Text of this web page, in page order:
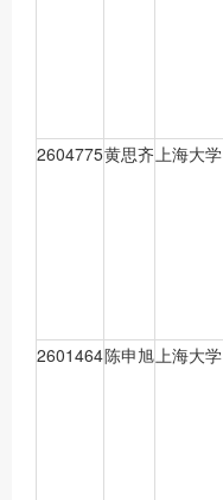
2604775黄思齐 上海大学
2601464陈申旭 上海大学